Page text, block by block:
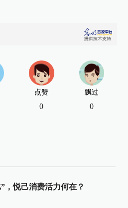
点赞
0
飘过
0
，悦己消费活力何在？